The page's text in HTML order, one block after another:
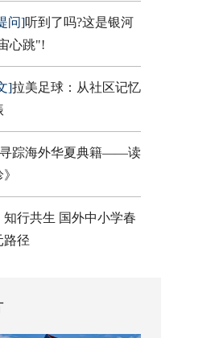
问]听到了吗?这是银河
心跳"!
]拉美足球：从社区记忆
寻踪海外华夏典籍——读
知行共生 国外中小学春
路径